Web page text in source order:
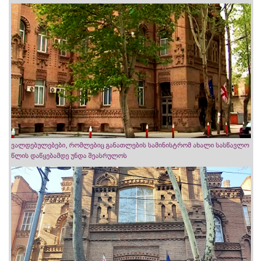
ვალდებულებები, რომლებიც განათლების სამინისტრომ ახალი სასწავლო
წლის დაწყებამდე უნდა შეასრულოს